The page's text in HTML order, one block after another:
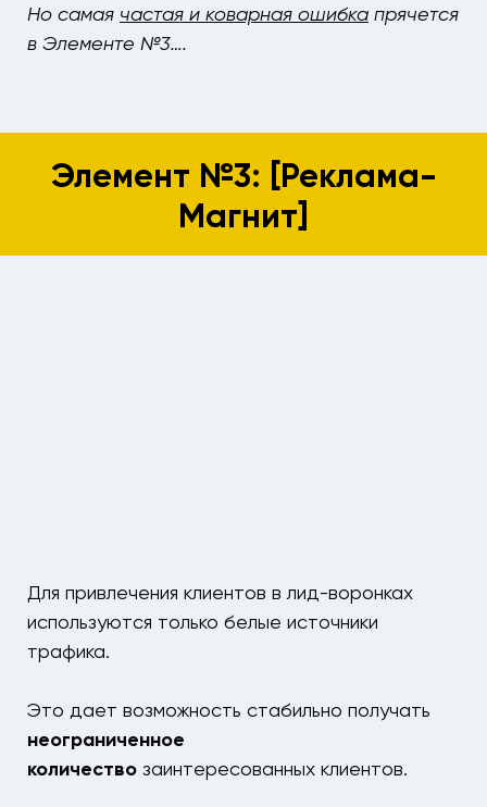
Но самая частая и коварная ошибка прячется
в Элементе №3….
Элемент №3: [Реклама-
Магнит]
Для привлечения клиентов в лид-воронках
используются только белые источники
трафика.
Это дает возможность стабильно получать
неограниченное
количество заинтересованных клиентов.